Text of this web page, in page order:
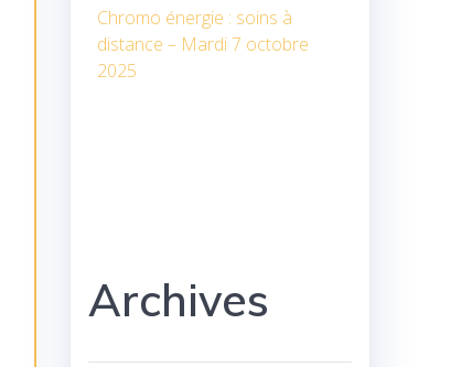
Chromo énergie : soins à
distance – Mardi 7 octobre
2025
Archives